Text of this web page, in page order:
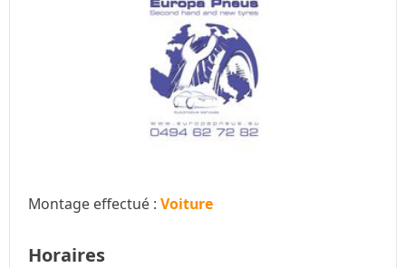
Montage effectué : Voiture
Horaires